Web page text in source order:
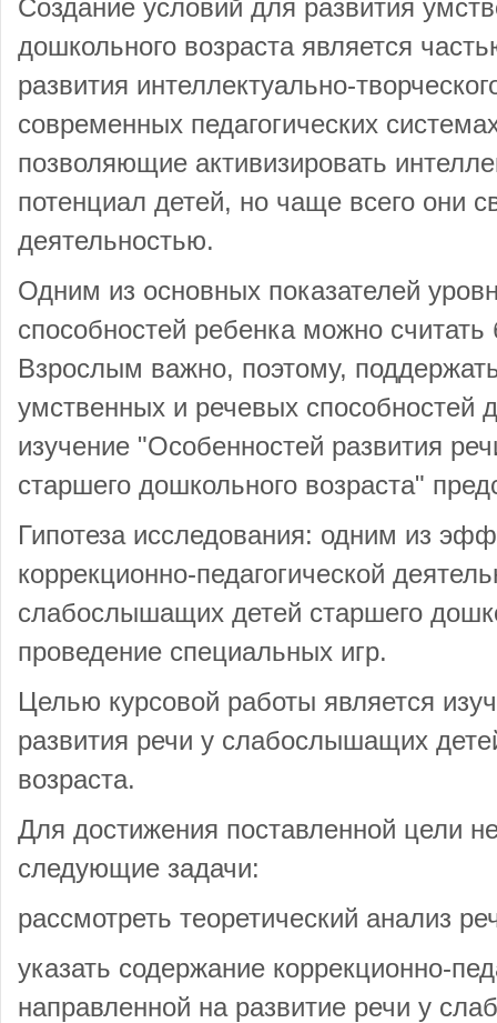
Создание условий для развития
дошкольного возраста является
развития интеллектуально-
современных педагогических
позволяющие активизировать
потенциал детей, но чаще всего они
деятельностью.
Одним из основных показателей
способностей ребенка можно считать
Взрослым важно, поэтому,
умственных и речевых способностей
изучение "Особенностей развития
старшего дошкольного возраста"
Гипотеза исследования: одним из
коррекционно-педагогической
слабослышащих детей старшего
проведение специальных игр.
Целью курсовой работы является
развития речи у слабослышащих
возраста.
Для достижения поставленной цели
следующие задачи:
рассмотреть теоретический анализ
указать содержание коррекционно-
направленной на развитие речи у